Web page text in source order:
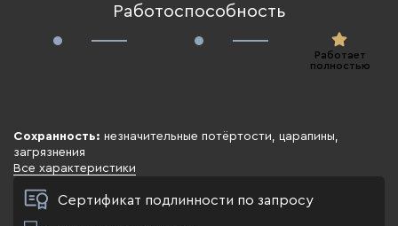
Работоспособность
Работает
полностью
Сохранность: незначительные потёртости, царапины,
загрязнения
Все характеристики
Сертификат подлинности по запросу